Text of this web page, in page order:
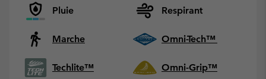
Pluie Respirant
Marche Omni-Tech™
Techlite™ Omni-Grip™